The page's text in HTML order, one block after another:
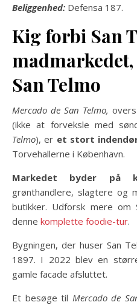
Beliggenhed: Defensa 187.
Kig forbi San
madmarked
San Telmo
Mercado de San Telmo,
(ikke at forveksle med
Telmo), er et stort
Torvehallerne i København.
Markedet byder på
grønthandlere, slagtere og
butikker. Udforsk mere om
denne komplette foodie-tur.
Bygningen, der huser San
1897. I 2022 blev en
gamle facade afsluttet.
Et besøge til Mercado de